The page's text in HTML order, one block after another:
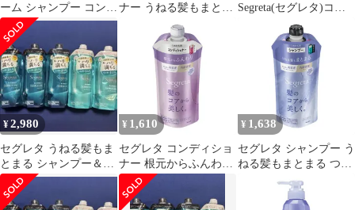
ーム シャンプー コンデ
ィショナー
ナー うねる髪もまとま
る つめかえ用
Segreta(セグレタ)コン
ディショナー 根元から
ふんわり 本体 430mL
未使用 送料無料
¥2,980
セグレタ うねる髪もま
とまる シャンプー＆コ
ンディショナーセット
¥ 1,610
セグレタ コンディショ
ナー 根元からふんわり
つめかえ用
¥ 1,638
セグレタ シャンプー う
ねる髪もまとまる つめ